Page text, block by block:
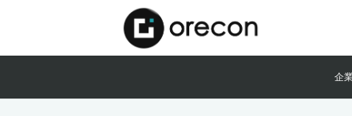
企